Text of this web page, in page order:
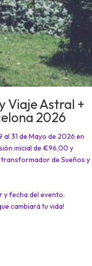
Viaje Astral +
2026
al 31 de Mayo de 2026 en
inicial de €96,00 y
de Sueños y
y fecha del evento.
cambiará tu vida!